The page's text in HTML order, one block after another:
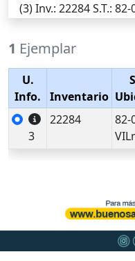
(3)Inv.: 22284S.T.: 82-
1 Ejemplar
U.
Info.
Inventario
3
22284
82-